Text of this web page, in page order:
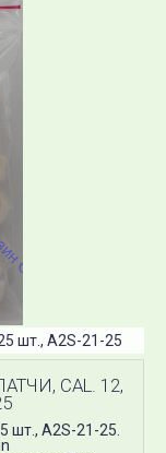
шт., A2S-21-25
CAL. 12,
шт., A2S-21-25.